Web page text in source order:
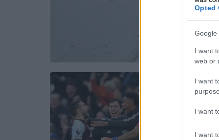
Opted
Google
I want
web or
I want
I want
I want